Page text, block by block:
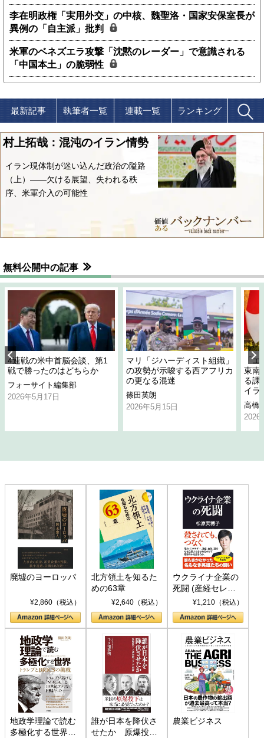
李在明政権「実用外交」の中核、魏聖洛・国家安保室長が
異例の「自主派」批判
米軍のベネズエラ攻撃「沈黙のレーダー」で意識される
「中国本土」の脆弱性
最新記事 執筆者一覧 連載一覧 ランキング
村上拓哉：混沌のイラン情勢
イラン現体制が迷い込んだ政治の隘路
（上）――欠ける展望、失われる秩
序、米軍介入の可能性
無料公開中の記事
4連戦の米中首脳会談、第1
戦で勝ったのはどちらか
フォーサイト編集部
2026年5月17日
マリ「ジハーディスト組織」
の攻勢が示唆する西アフリカ
の更なる混迷
篠田英朗
2026年5月15日
「
東南
る課
イラ
高橋
2026
廃墟のヨーロッパ
¥2,860（税込）
北方領土を知るた
めの63章
¥2,640（税込）
ウクライナ企業の
死闘 (産経セレク
ト S 039)¥1,210（税込）
地政学理論で読む
多極化する世界：
誰が日本を降伏さ
せたか 原爆投
農業ビジネス